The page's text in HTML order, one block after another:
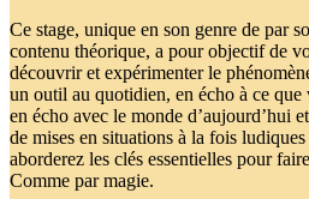
Ce stage, unique en son genre de par
contenu théorique, a pour objectif de
découvrir et expérimenter le
un outil au quotidien, en écho à ce que
en écho avec le monde d’aujourd’hui
de mises en situations à la fois
aborderez les clés essentielles pour
Comme par magie.